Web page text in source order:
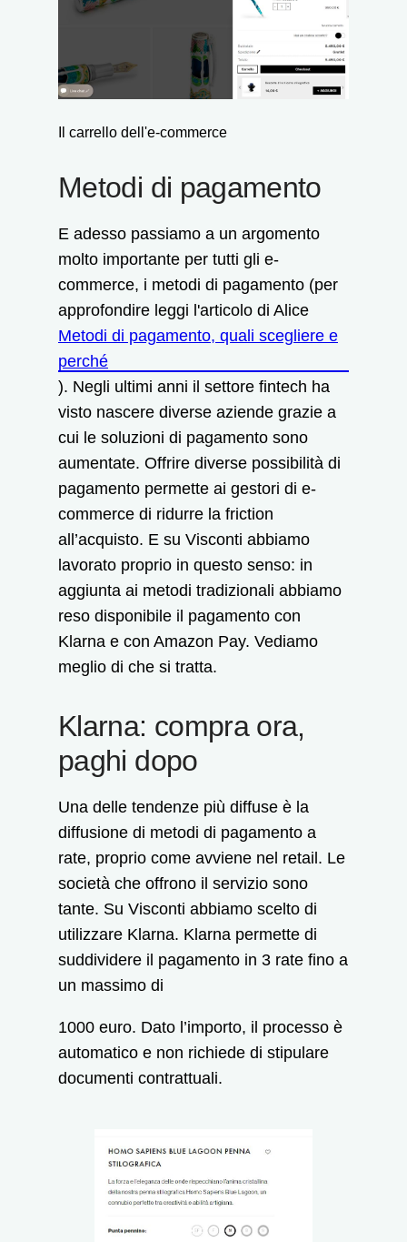
Il carrello dell'e-commerce
Metodi di pagamento
E adesso passiamo a un argomento
molto importante per tutti gli e-
commerce, i metodi di pagamento (per
approfondire leggi l'articolo di Alice
Metodi di pagamento, quali scegliere e
perché
). Negli ultimi anni il settore fintech ha
visto nascere diverse aziende grazie a
cui le soluzioni di pagamento sono
aumentate. Offrire diverse possibilità di
pagamento permette ai gestori di e-
commerce di ridurre la friction
all’acquisto. E su Visconti abbiamo
lavorato proprio in questo senso: in
aggiunta ai metodi tradizionali abbiamo
reso disponibile il pagamento con
Klarna e con Amazon Pay. Vediamo
meglio di che si tratta.
Klarna: compra ora,
paghi dopo
Una delle tendenze più diffuse è la
diffusione di metodi di pagamento a
rate, proprio come avviene nel retail. Le
società che offrono il servizio sono
tante. Su Visconti abbiamo scelto di
utilizzare Klarna. Klarna permette di
suddividere il pagamento in 3 rate fino a
un massimo di
1000 euro. Dato l’importo, il processo è
automatico e non richiede di stipulare
documenti contrattuali.